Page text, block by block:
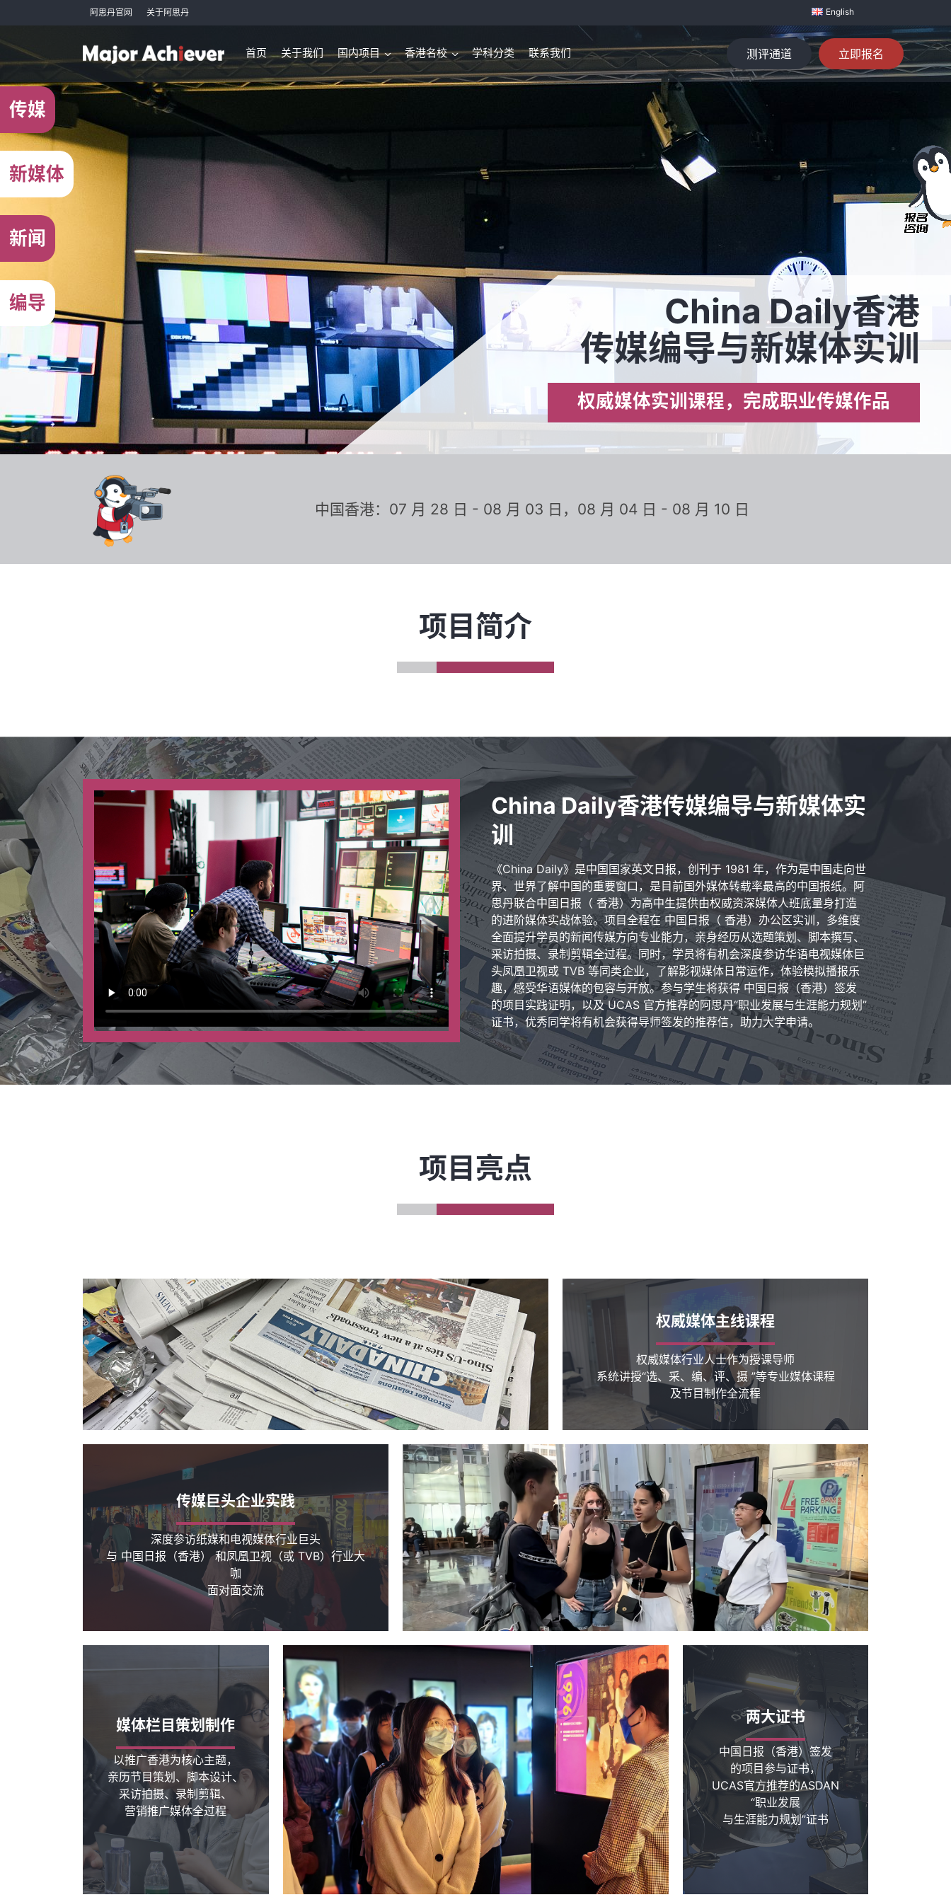
阿思丹官网 关于阿思丹 English
首页 关于我们 国内项目 > 香港名校 > 学科分类 联系我们 测评通道 立即报名
传媒
新媒体
新闻
编导
China Daily香港
传媒编导与新媒体实训
权威媒体实训课程，完成职业传媒作品
中国香港：07 月 28 日 - 08 月 03 日，08 月 04 日 - 08 月 10 日
项目简介
China Daily香港传媒编导与新媒体实
训
《China Daily》是中国国家英文日报，创刊于 1981 年，作为是中国走向世
界、世界了解中国的重要窗口，是目前国外媒体转载率最高的中国报纸。阿
思丹联合中国日报（ 香港）为高中生提供由权威资深媒体人班底量身打造
的进阶媒体实战体验。项目全程在 中国日报（ 香港）办公区实训，多维度
全面提升学员的新闻传媒方向专业能力，亲身经历从选题策划、脚本撰写、
采访拍摄、录制剪辑全过程。同时，学员将有机会深度参访华语电视媒体巨
头凤凰卫视或 TVB 等同类企业，了解影视媒体日常运作，体验模拟播报乐
趣，感受华语媒体的包容与开放。参与学生将获得 中国日报（香港）签发
的项目实践证明，以及 UCAS 官方推荐的阿思丹“职业发展与生涯能力规划”
证书，优秀同学将有机会获得导师签发的推荐信，助力大学申请。
项目亮点
权威媒体主线课程
权威媒体行业人士作为授课导师
系统讲授“选、采、编、评、摄 ”等专业媒体课程
及节目制作全流程
传媒巨头企业实践
深度参访纸媒和电视媒体行业巨头
与 中国日报（香港） 和凤凰卫视（或 TVB）行业大
咖
面对面交流
媒体栏目策划制作
以推广香港为核心主题，
亲历节目策划、脚本设计、
采访拍摄、录制剪辑、
营销推广媒体全过程
两大证书
中国日报（香港）签发
的项目参与证书，
UCAS官方推荐的ASDAN
“职业发展
与生涯能力规划”证书